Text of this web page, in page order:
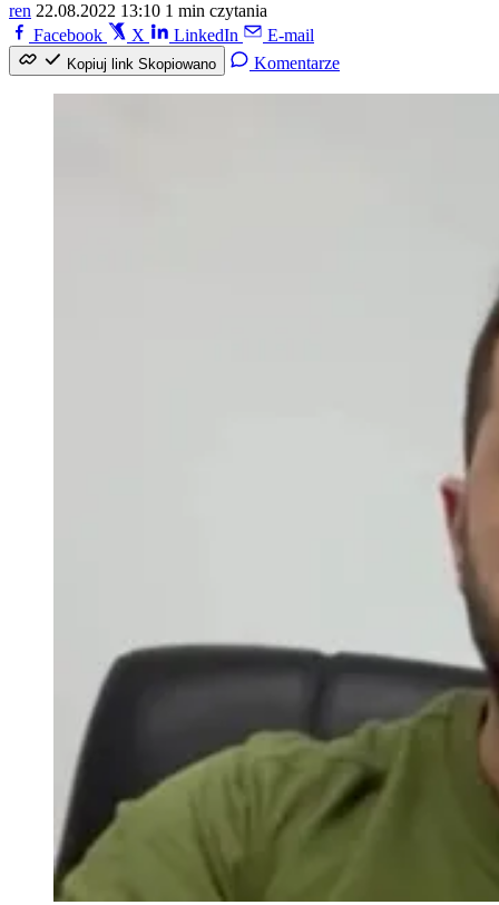
ren 22.08.2022 13:10 1 min czytania
Facebook
X LinkedIn E-mail
Kopiuj link Skopiowano Komentarze